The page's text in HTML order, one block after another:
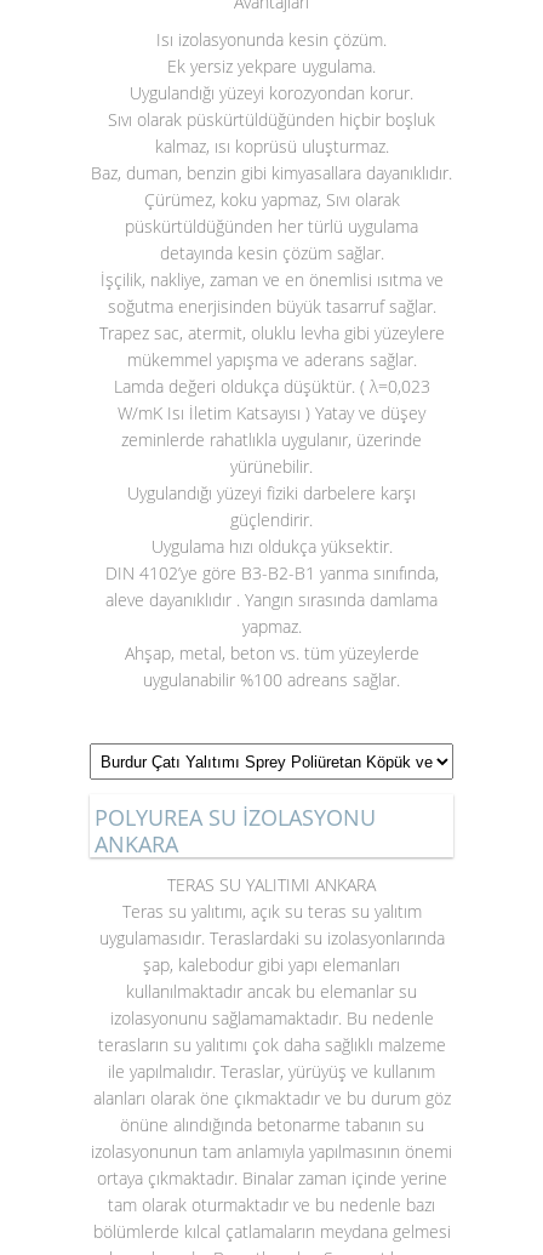
Isı izolasyonunda kesin çözüm.
Ek yersiz yekpare uygulama.
Uygulandığı yüzeyi korozyondan korur.
Sıvı olarak püskürtüldüğünden hiçbir boşluk
kalmaz, ısı koprüsü uluşturmaz.
Baz, duman, benzin gibi kimyasallara dayanıklıdır.
Çürümez, koku yapmaz, Sıvı olarak
püskürtüldüğünden her türlü uygulama
detayında kesin çözüm sağlar.
İşçilik, nakliye, zaman ve en önemlisi ısıtma ve
soğutma enerjisinden büyük tasarruf sağlar.
Trapez sac, atermit, oluklu levha gibi yüzeylere
mükemmel yapışma ve aderans sağlar.
Lamda değeri oldukça düşüktür. ( λ=0,023
W/mK Isı İletim Katsayısı ) Yatay ve düşey
zeminlerde rahatlıkla uygulanır, üzerinde
yürünebilir.
Uygulandığı yüzeyi fiziki darbelere karşı
güçlendirir.
Uygulama hızı oldukça yüksektir.
DIN 4102’ye göre B3-B2-B1 yanma sınıfında,
aleve dayanıklıdır . Yangın sırasında damlama
yapmaz.
Ahşap, metal, beton vs. tüm yüzeylerde
uygulanabilir %100 adreans sağlar.
POLYUREA SU İZOLASYONU
ANKARA
TERAS SU YALITIMI ANKARA
Teras su yalıtımı, açık su teras su yalıtım
uygulamasıdır. Teraslardaki su izolasyonlarında
şap, kalebodur gibi yapı elemanları
kullanılmaktadır ancak bu elemanlar su
izolasyonunu sağlamamaktadır. Bu nedenle
terasların su yalıtımı çok daha sağlıklı malzeme
ile yapılmalıdır. Teraslar, yürüyüş ve kullanım
alanları olarak öne çıkmaktadır ve bu durum göz
önüne alındığında betonarme tabanın su
izolasyonunun tam anlamıyla yapılmasının önemi
ortaya çıkmaktadır. Binalar zaman içinde yerine
tam olarak oturmaktadır ve bu nedenle bazı
bölümlerde kılcal çatlamaların meydana gelmesi